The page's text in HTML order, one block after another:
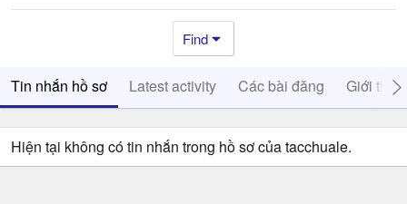
Find
Tin nhắn hồ sơ Latest activity Các bài đăng Giới thiệu
Hiện tại không có tin nhắn trong hồ sơ của tacchuale.